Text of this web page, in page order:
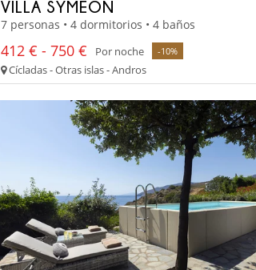
VILLA SYMEON
7 personas • 4 dormitorios • 4 baños
412 € - 750 € Por noche -10%
Cícladas - Otras islas - Andros